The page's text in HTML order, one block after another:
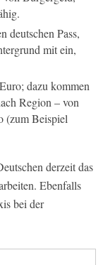
deutschen Pass,
mit ein,
dazu kommen
Region – von
(zum Beispiel
derzeit das
Ebenfalls
bei der